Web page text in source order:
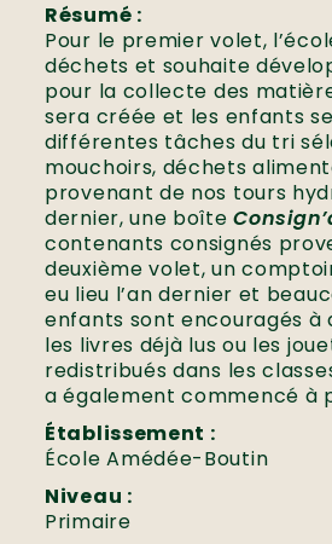
Résumé :
Pour le premier volet,
déchets et souhaite
pour la collecte des
sera créée et les enfants
différentes tâches du tri
mouchoirs, déchets
provenant de nos tours
dernier, une boîte
contenants consignés
deuxième volet, un
eu lieu l’an dernier et
enfants sont encouragés
les livres déjà lus ou les
redistribués dans les
a également commencé à
Établissement :
École Amédée-Boutin
Niveau :
Primaire